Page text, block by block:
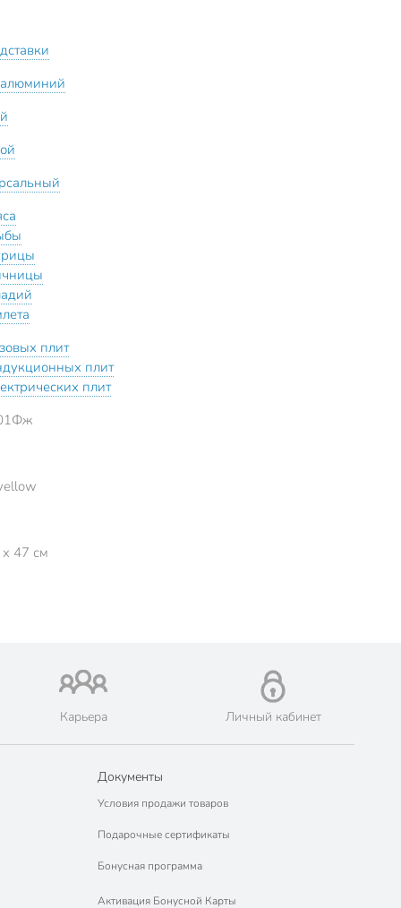
плит
плит
плит
47 см
Карьера Личный кабинет
Документы
Условия продажи товаров
Подарочные сертификаты
Бонусная программа
Активация Бонусной Карты